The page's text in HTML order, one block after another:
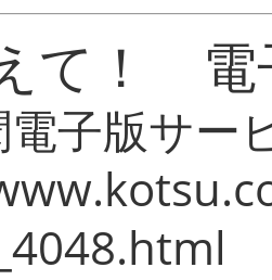
て！ 電
子版サー